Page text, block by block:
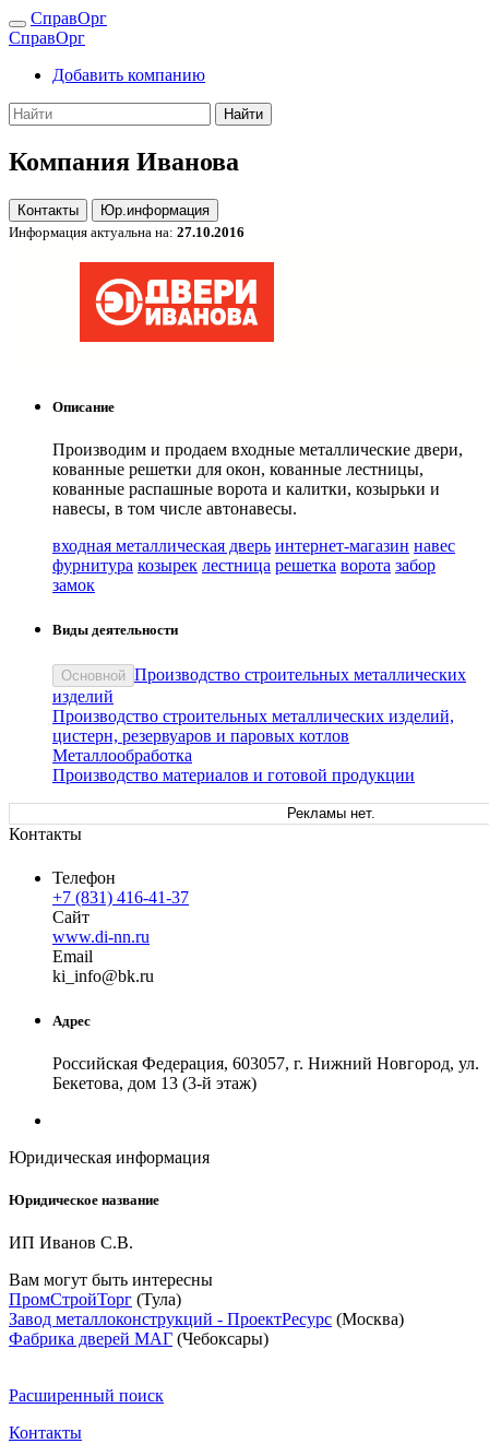
СправОрг
СправОрг
Добавить компанию
Найти
Компания Иванова
Контакты
Юр.информация
Информация актуальна на: 27.10.2016
Описание
Производим и продаем входные металлические двери,
кованные решетки для окон, кованные лестницы,
кованные распашные ворота и калитки, козырьки и
навесы, в том числе автонавесы.
входная металлическая дверь интернет-магазин навес
фурнитура козырек лестница решетка ворота забор
замок
Виды деятельности
Основной Производство строительных металлических
изделий
Производство строительных металлических изделий,
цистерн, резервуаров и паровых котлов
Металлообработка
Производство материалов и готовой продукции
Рекламы нет.
Контакты
Телефон
+7 (831) 416-41-37
Сайт
www.di-nn.ru
Email
ki_ info@bk.ru
Адрес
Российская Федерация, 603057, г. Нижний Новгород, ул.
Бекетова, дом 13 (3-й этаж)
Юридическая информация
Юридическое название
ИП Иванов С.В.
Вам могут быть интересны
ПромСтройТорг (Тула)
Завод металлоконструкций - ПроектРесурс (Москва)
Фабрика дверей МАГ (Чебоксары)
Расширенный поиск
Контакты